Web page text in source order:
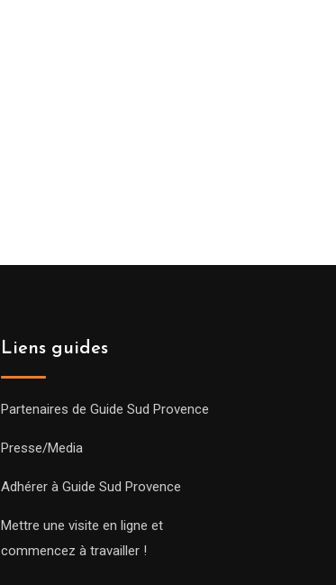
Liens guides
Partenaires de Guide Sud Provence
Presse/Media
Adhérer à Guide Sud Provence
Mettre une visite en ligne et
commencez à travailler !